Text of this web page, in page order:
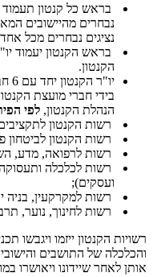
נבחרים מהיישובים
נציגים נבחרים מכל
בראש הקנטון יעמוד
הקנטון.
בידי חברי מועצת
הנהלת הקנטון, לפי
רשות הקנטון
רשות הקנטון לביטחון
רשות לרפואה, מדע,
רשות לכלכלה
ועסקים);
רשות למקרקעין, בניה
רשות לחינוך, נוער,
רשויות הקנטון ייזמו ויגבשו
והכלכלה של התושבים
אותן לאחר שיידונו ויאושרו